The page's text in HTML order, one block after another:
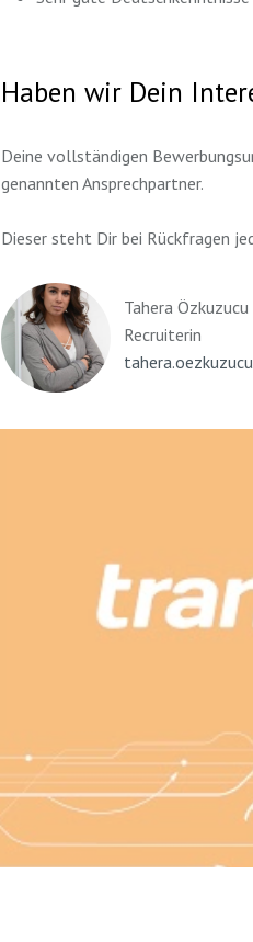
Haben wir Dein
Deine vollständigen
genannten Ansprechpartner.
Dieser steht Dir bei Rückfragen
Tahera Özkuzucu
Recruiterin